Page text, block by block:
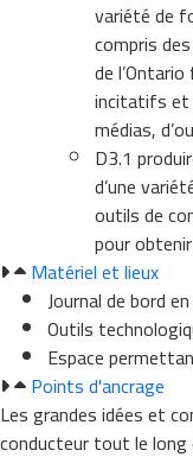
variété de
compris
de
incitatifs et
médias,
D3.1
d’une
outils de
pour
Matériel et lieux
Journal de bord
Outils
Espace
Points d'ancrage
Les grandes idéeset
conducteur tout le long